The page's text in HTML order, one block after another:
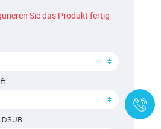
Sie das Produkt fertig